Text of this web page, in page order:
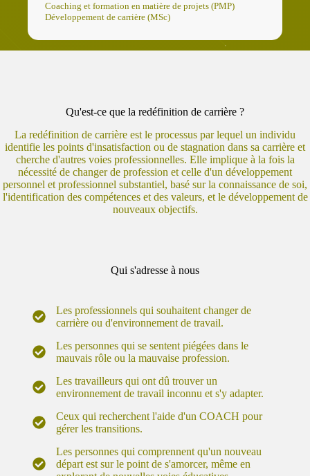
Coaching et formation en matière de projets (PMP)
Développement de carrière (MSc)
Qu'est-ce que la redéfinition de carrière ?
La redéfinition de carrière est le processus par lequel un individu
identifie les points d'insatisfaction ou de stagnation dans sa carrière et
cherche d'autres voies professionnelles. Elle implique à la fois la
nécessité de changer de profession et celle d'un développement
personnel et professionnel substantiel, basé sur la connaissance de soi,
l'identification des compétences et des valeurs, et le développement de
nouveaux objectifs.
Qui s'adresse à nous
Les professionnels qui souhaitent changer de
carrière ou d'environnement de travail.
Les personnes qui se sentent piégées dans le
mauvais rôle ou la mauvaise profession.
Les travailleurs qui ont dû trouver un
environnement de travail inconnu et s'y adapter.
Ceux qui recherchent l'aide d'un COACH pour
gérer les transitions.
Les personnes qui comprennent qu'un nouveau
départ est sur le point de s'amorcer, même en